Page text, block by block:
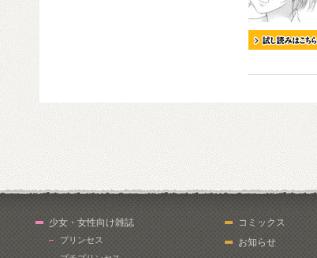
少女・女性向け雑誌
プリンセス
コミックス
お知らせ